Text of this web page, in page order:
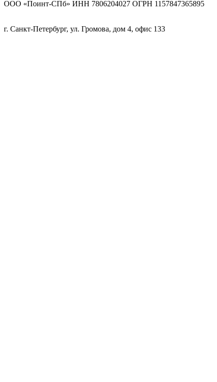
ООО «Поинт-СПб» ИНН 7806204027 ОГРН 1157847365895
г. Санкт-Петербург, ул. Громова, дом 4, офис 133